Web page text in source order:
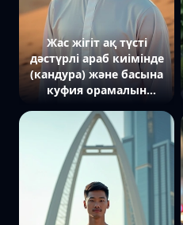
Жас жігіт ақ түсті
дәстүрлі араб киімінде
(кандура) және басына
куфия орамалын
төбешікте тұр, артында
шексіз шөл дала мен
күннің батуы
байқалады, жүзі
камераға тіке қараған,
келбеті сабырлы әрі
салмақты.